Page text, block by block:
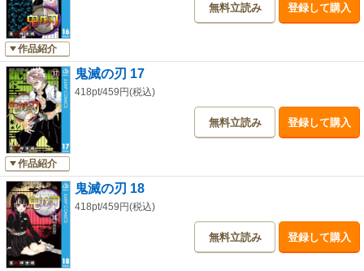
作品紹介
無料立読み 登録して購入
作品紹介
鬼滅の刃 17
418pt/459円(税込)
無料立読み 登録して購入
鬼滅の刃 18
418pt/459円(税込)
無料立読み 登録して購入